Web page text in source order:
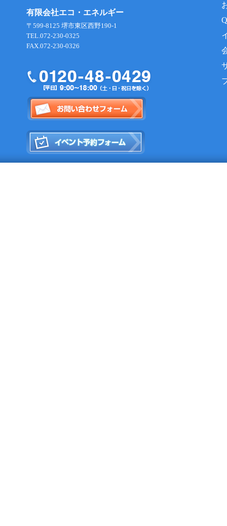
有限会社エコ・エネルギー
〒599-8125 堺市東区西野190-1
TEL.072-230-0325
FAX.072-230-0326